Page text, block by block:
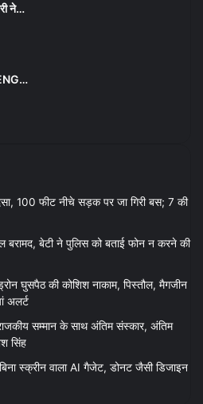
ने…
100 फीट नीचे सड़क पर जा गिरी बस; 7 की
बेटी ने पुलिस को बताई फोन न करने की
घुसपैठ की कोशिश नाकाम, पिस्तौल, मैगजीन
अलर्ट
सम्मान के साथ अंतिम संस्कार, अंतिम
सिंह
स्क्रीन वाला AI गैजेट, डोनट जैसी डिजाइन